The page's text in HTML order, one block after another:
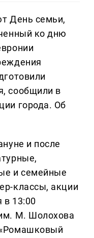
День семьи,
ко дню
сообщили в
города. Об
и после
и семейные
классы, акции
в 13:00
М. Шолохова